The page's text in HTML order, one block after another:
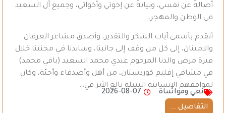
أصالةً عن نفسي، ونيابةً عن إخوتي وأخواتي، وجميع آل السعيد
في الوطن والمهجر،
أتقدم بأسمى آيات الشكر والتقدير، وأصدق مشاعر العرفان
والامتنان، إلى كل من وقف إلى جانبنا، وساندنا في محنتنا خلال
فترة مرض والدنا المرحوم عبدي محمد السعيد (بافي محمد)
في مشافي إقليم كوردستان، من أهل وأصدقاء وأحبّة، وكان
لمواقفهم الإنسانية النبيلة بالغ الأثر في…
نعي ومواساة
2026-08-07
التفاصيل ...